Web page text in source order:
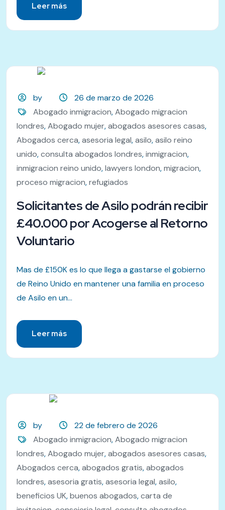
Leer más
by
26 de marzo de 2026
Abogado inmigracion,Abogado migracion
londres,Abogado mujer,abogados asesores casas,
Abogados cerca,asesoria legal,asilo,asilo reino
unido,consulta abogados londres,inmigracion,
inmigracion reino unido,lawyers london,migracion,
proceso migracion,refugiados
Solicitantes de Asilo podrán recibir
£40.000 por Acogerse al Retorno
Voluntario
Mas de £150K es lo que llega a gastarse el gobierno
de Reino Unido en mantener una familia en proceso
de Asilo en un...
Leer más
by
22 de febrero de 2026
Abogado inmigracion,Abogado migracion
londres,Abogado mujer,abogados asesores casas,
Abogados cerca,abogados gratis,abogados
londres,asesoria gratis,asesoria legal,asilo,
beneficios UK,buenos abogados,carta de